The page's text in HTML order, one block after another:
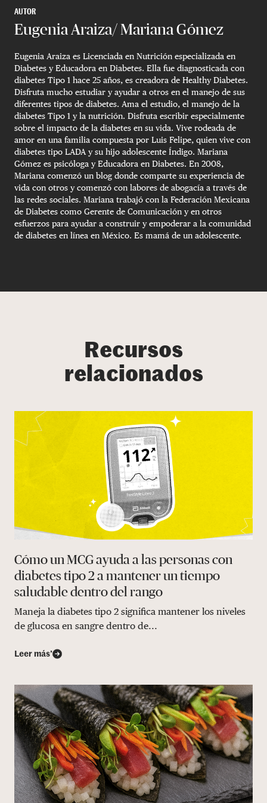
AUTOR
Eugenia Araiza/ Mariana Gómez
Eugenia Araiza es Licenciada en Nutrición especializada en
Diabetes y Educadora en Diabetes. Ella fue diagnosticada con
diabetes Tipo 1 hace 25 años, es creadora de Healthy Diabetes.
Disfruta mucho estudiar y ayudar a otros en el manejo de sus
diferentes tipos de diabetes. Ama el estudio, el manejo de la
diabetes Tipo 1 y la nutrición. Disfruta escribir especialmente
sobre el impacto de la diabetes en su vida. Vive rodeada de
amor en una familia compuesta por Luis Felipe, quien vive con
diabetes tipo LADA y su hijo adolescente Índigo. Mariana
Gómez es psicóloga y Educadora en Diabetes. En 2008,
Mariana comenzó un blog donde comparte su experiencia de
vida con otros y comenzó con labores de abogacía a través de
las redes sociales. Mariana trabajó con la Federación Mexicana
de Diabetes como Gerente de Comunicación y en otros
esfuerzos para ayudar a construir y empoderar a la comunidad
de diabetes en línea en México. Es mamá de un adolescente.
Recursos
relacionados
Cómo un MCG ayuda a las personas con
diabetes tipo 2 a mantener un tiempo
saludable dentro del rango
Maneja la diabetes tipo 2 significa mantener los niveles
de glucosa en sangre dentro de...
Leer más’